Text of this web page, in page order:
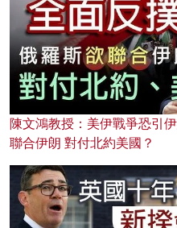
陳文鴻教授：美伊戰爭恐引
聯合伊朗 對付北約美國？